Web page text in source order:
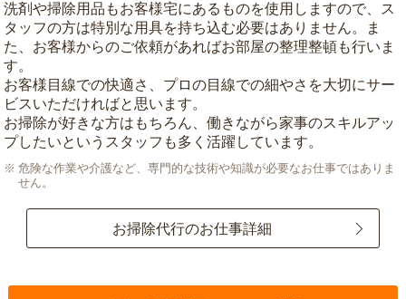
洗剤や掃除用品もお客様宅にあるものを使用しますので、ス
タッフの方は特別な用具を持ち込む必要はありません。ま
た、お客様からのご依頼があればお部屋の整理整頓も行いま
す。
お客様目線での快適さ、プロの目線での細やさを大切にサー
ビスいただければと思います。
お掃除が好きな方はもちろん、働きながら家事のスキルアッ
プしたいというスタッフも多く活躍しています。
危険な作業や介護など、専門的な技術や知識が必要なお仕事ではありま
せん。
お掃除代行のお仕事詳細